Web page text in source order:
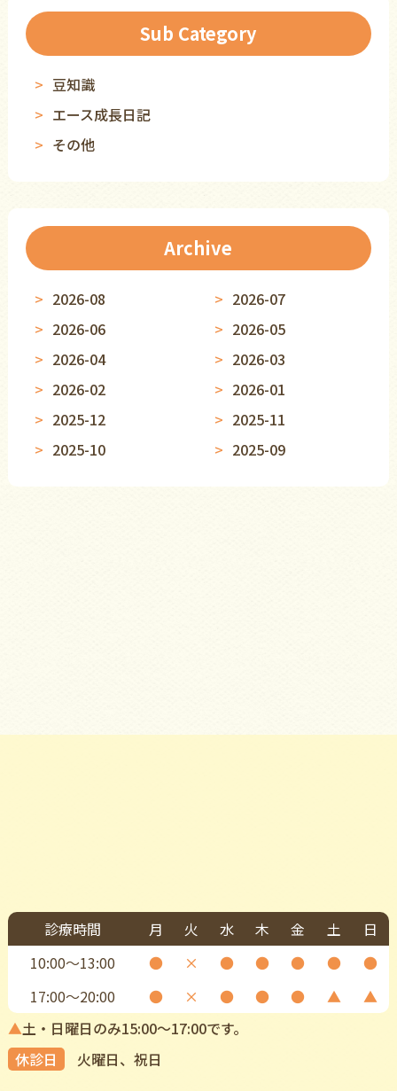
Sub Category
豆知識
エース成長日記
その他
Archive
2026-08
2026-07
2026-06
2026-05
2026-04
2026-03
2026-02
2026-01
2025-12
2025-11
2025-10
2025-09
診療時間 月 火 水 木 金 土
日
10:00〜13:00
● × ● ● ● ●
●
17:00〜20:00
● × ● ● ● ▲
▲
▲土・日曜日のみ15:00〜17:00です。
休診日
⽕曜⽇、祝⽇